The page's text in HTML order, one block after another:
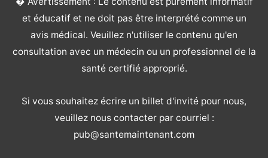
et éducatif et ne doit pas être interprété comme un
avis médical. Veuillez n'utiliser le contenu qu'en
consultation avec un médecin ou un professionnel de la
santé certifié approprié.
Si vous souhaitez écrire un billet d'invité pour nous,
veuillez nous contacter par courriel :
pub@santemaintenant.com